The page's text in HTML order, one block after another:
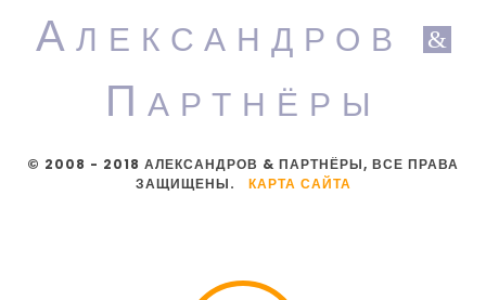
А ЛЕКСАНДРОВ &
П АРТНЁРЫ
© 2008 - 2018 АЛЕКСАНДРОВ & ПАРТНЁРЫ, ВСЕ ПРАВА
ЗАЩИЩЕНЫ. КАРТА САЙТА